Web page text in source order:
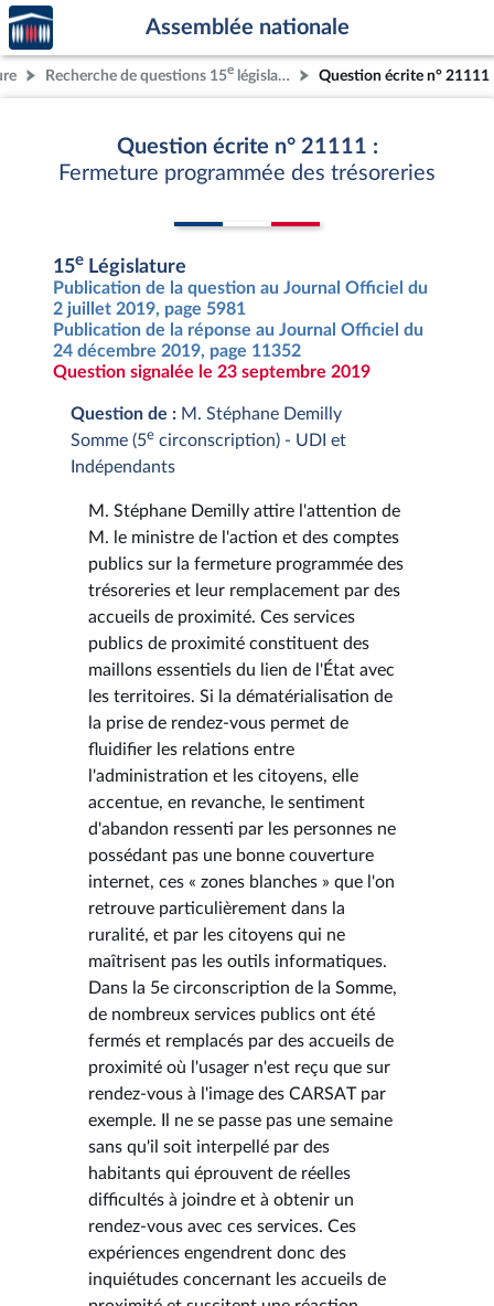
Aller au contenu
Aller en bas de la page
Accèder
à la
page
d'accueil
Assemblée nationale
Recherche de questions 15e législature Question écrite n° 21111
Question écrite n° 21111 :
Fermeture programmée des trésoreries
15e Législature
Publication de la question au Journal Officiel du
2 juillet 2019, page 5981
Publication de la réponse au Journal Officiel du
24 décembre 2019, page 11352
Question signalée le 23 septembre 2019
Question de : M. Stéphane Demilly
Somme (5e circonscription) - UDI et
Indépendants
M. Stéphane Demilly attire l'attention de
M. le ministre de l'action et des comptes
publics sur la fermeture programmée des
trésoreries et leur remplacement par des
accueils de proximité. Ces services
publics de proximité constituent des
maillons essentiels du lien de l'État avec
les territoires. Si la dématérialisation de
la prise de rendez-vous permet de
fluidifier les relations entre
l'administration et les citoyens, elle
accentue, en revanche, le sentiment
d'abandon ressenti par les personnes ne
possédant pas une bonne couverture
internet, ces « zones blanches » que l'on
retrouve particulièrement dans la
ruralité, et par les citoyens qui ne
maîtrisent pas les outils informatiques.
Dans la 5e circonscription de la Somme,
de nombreux services publics ont été
fermés et remplacés par des accueils de
proximité où l'usager n'est reçu que sur
rendez-vous à l'image des CARSAT par
exemple. Il ne se passe pas une semaine
sans qu'il soit interpellé par des
habitants qui éprouvent de réelles
difficultés à joindre et à obtenir un
rendez-vous avec ces services. Ces
expériences engendrent donc des
inquiétudes concernant les accueils de